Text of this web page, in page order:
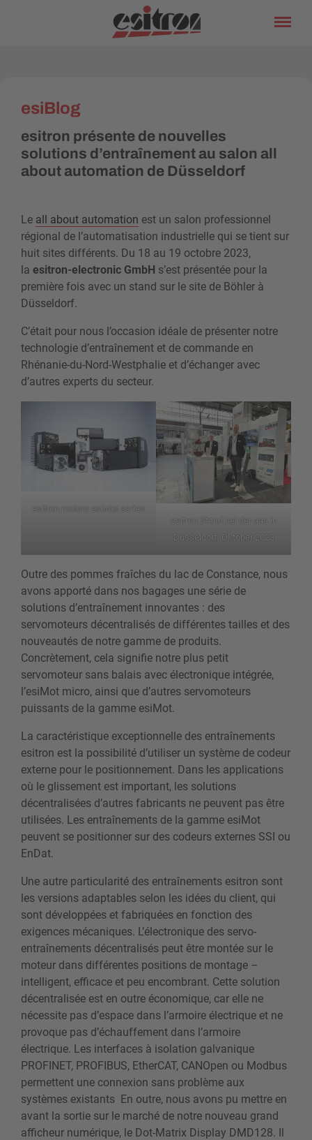
esiBlog
esitron présente de nouvelles
solutions d’entraînement au salon all
about automation de Düsseldorf
Le all about automation est un salon professionnel
régional de l’automatisation industrielle qui se tient sur
huit sites différents. Du 18 au 19 octobre 2023,
la esitron-electronic GmbH s’est présentée pour la
première fois avec un stand sur le site de Böhler à
Düsseldorf.
C’était pour nous l’occasion idéale de présenter notre
technologie d’entraînement et de commande en
Rhénanie-du-Nord-Westphalie et d’échanger avec
d’autres experts du secteur.
esitron motors esiMot series
esitron Stand bei der aaa in
Düsseldorf, Oktober 2023
Outre des pommes fraîches du lac de Constance, nous
avons apporté dans nos bagages une série de
solutions d’entraînement innovantes : des
servomoteurs décentralisés de différentes tailles et des
nouveautés de notre gamme de produits.
Concrètement, cela signifie notre plus petit
servomoteur sans balais avec électronique intégrée,
l’esiMot micro, ainsi que d’autres servomoteurs
puissants de la gamme esiMot.
La caractéristique exceptionnelle des entraînements
esitron est la possibilité d’utiliser un système de codeur
externe pour le positionnement. Dans les applications
où le glissement est important, les solutions
décentralisées d’autres fabricants ne peuvent pas être
utilisées. Les entraînements de la gamme esiMot
peuvent se positionner sur des codeurs externes SSI ou
EnDat.
Une autre particularité des entraînements esitron sont
les versions adaptables selon les idées du client, qui
sont développées et fabriquées en fonction des
exigences mécaniques. L’électronique des servo-
entraînements décentralisés peut être montée sur le
moteur dans différentes positions de montage –
intelligent, efficace et peu encombrant. Cette solution
décentralisée est en outre économique, car elle ne
nécessite pas d’espace dans l’armoire électrique et ne
provoque pas d’échauffement dans l’armoire
électrique. Les interfaces à isolation galvanique
PROFINET, PROFIBUS, EtherCAT, CANOpen ou Modbus
permettent une connexion sans problème aux
systèmes existants En outre, nous avons pu mettre en
avant la sortie sur le marché de notre nouveau grand
afficheur numérique, le Dot-Matrix Display DMD128. Il